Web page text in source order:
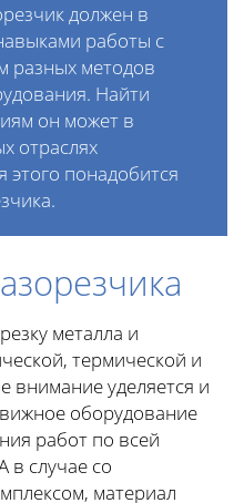
должен в
работы с
разных методов
Найти
он может в
отраслях
понадобится
металла и
термической и
внимание уделяется и
оборудование
работ по всей
в случае со
материал